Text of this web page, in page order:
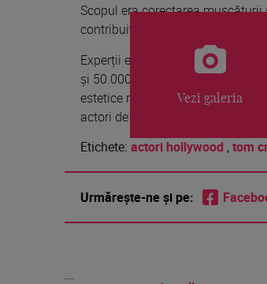
Scopul era corectarea
contribuit decisiv la obținerea
Experții estimează că
și 50.000 de dolari, luând în
estetice realizate de-a lungul
actori de la Hollywood investiția
Vezi galeria
Etichete: actori hollywood ,tom
Urmărește-ne și pe: